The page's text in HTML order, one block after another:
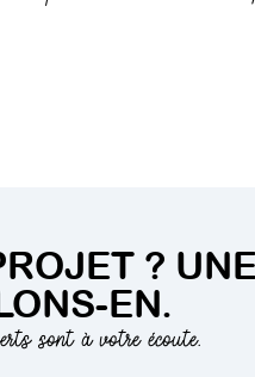
?
EN.
sont à votre écoute.